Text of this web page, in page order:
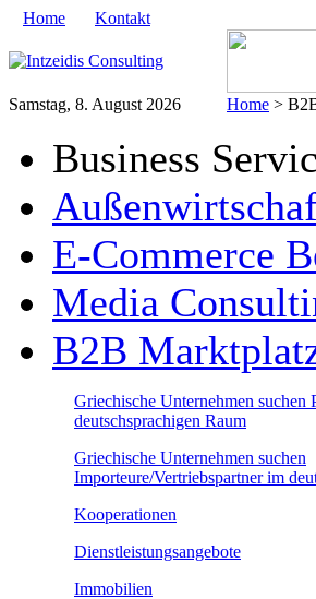
Home Kontakt
Samstag, 8. August 2026 Home >
Business
E-Commerce
Media
B2B
Griechische Unternehmen suchen
deutschsprachigen Raum
Griechische Unternehmen suchen
Importeure/Vertriebspartner im
Kooperationen
Dienstleistungsangebote
Immobilien